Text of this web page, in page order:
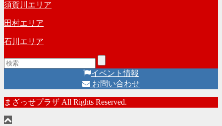
須賀川エリア
田村エリア
石川エリア
イベント情報
お問い合わせ
まざっせプラザ All Rights Reserved.